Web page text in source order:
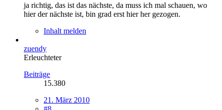
ja richtig, das ist das nächste, da muss ich mal schauen, wo
hier der nächste ist, bin grad erst hier her gezogen.
Inhalt melden
zuendy
Erleuchteter
Beiträge
15.380
21. März 2010